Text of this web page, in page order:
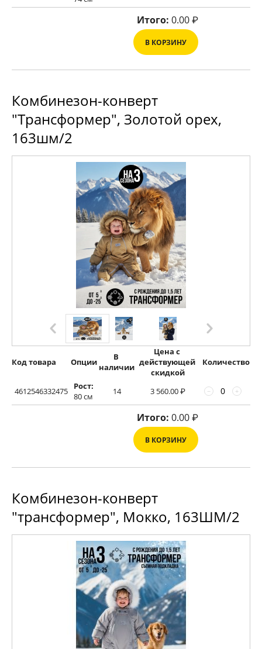
Итого: 0.00₽
В КОРЗИНУ
Комбинезон-конверт
"Трансформер", Золотой орех,
163шм/2
Код товара Опции
В
наличии
Цена с
действующей
скидкой
Количество
4612546332475
Рост:
80 см
14 3 560.00₽ +
−
Итого: 0.00₽
В КОРЗИНУ
Комбинезон-конверт
"трансформер", Мокко, 163ШМ/2